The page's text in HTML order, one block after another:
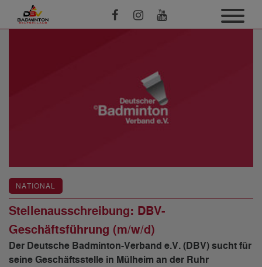
NATIONAL
Stellenausschreibung: DBV-
Geschäftsführung (m/w/d)
Der Deutsche Badminton-Verband e.V. (DBV) sucht für
seine Geschäftsstelle in Mülheim an der Ruhr